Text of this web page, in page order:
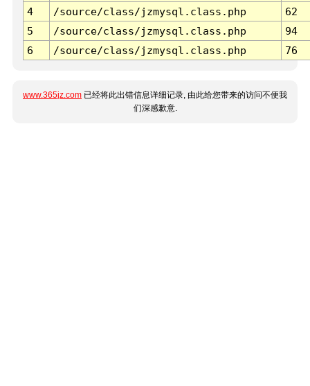
4
/source/class/jzmysql.class.php
62
5
/source/class/jzmysql.class.php
94
6
/source/class/jzmysql.class.php 76
www.365jz.com 已经将此出错信息详细记录, 由此给您带来的访问不便我
们深感歉意.